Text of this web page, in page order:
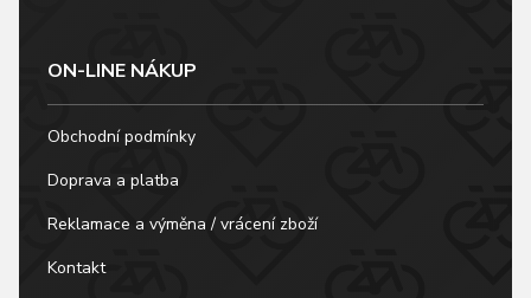
ON-LINE NÁKUP
Obchodní podmínky
Doprava a platba
Reklamace a výměna / vrácení zboží
Kontakt